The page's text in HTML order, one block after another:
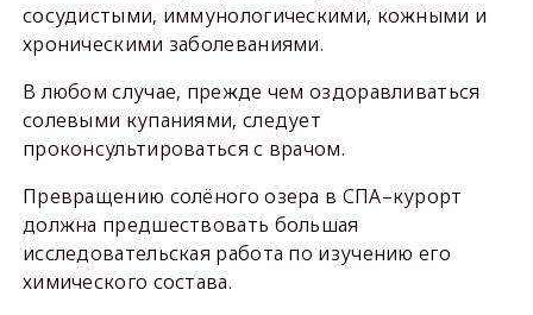
сосудистыми, иммунологическими, кожными и
хроническими заболеваниями.
В любом случае, прежде чем оздоравливаться
солевыми купаниями, следует
проконсультироваться с врачом.
Превращению солёного озера в СПА–курорт
должна предшествовать большая
исследовательская работа по изучению его
химического состава.